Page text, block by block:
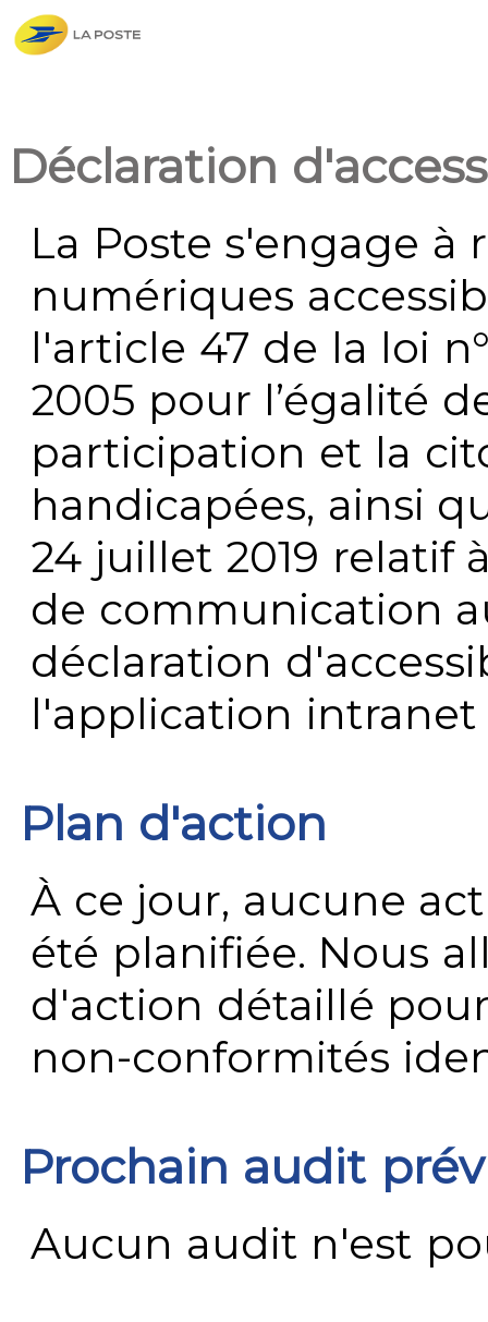
Déclaration
La Poste s'engage à
numériques
l'article 47 de la loi
2005 pour l’égalité
participation et la
handicapées, ainsi
24 juillet 2019 relatif
de communication
déclaration
l'application
Plan d'action
À ce jour, aucune
été planifiée. Nous
d'action détaillé
non-conformités
Prochain audit
Aucun audit n'est